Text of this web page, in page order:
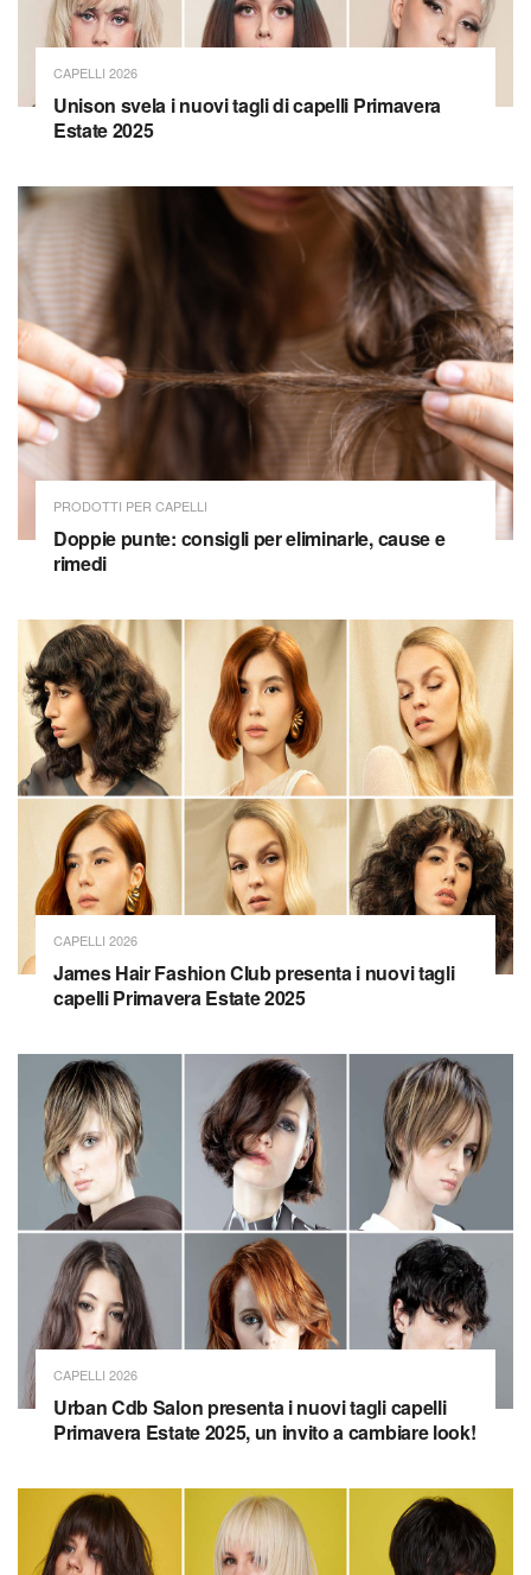
CAPELLI 2026
Unison svela i nuovi tagli di capelli Primavera
Estate 2025
PRODOTTI PER CAPELLI
Doppie punte: consigli per eliminarle, cause e
rimedi
CAPELLI 2026
James Hair Fashion Club presenta i nuovi tagli
capelli Primavera Estate 2025
CAPELLI 2026
Urban Cdb Salon presenta i nuovi tagli capelli
Primavera Estate 2025, un invito a cambiare look!